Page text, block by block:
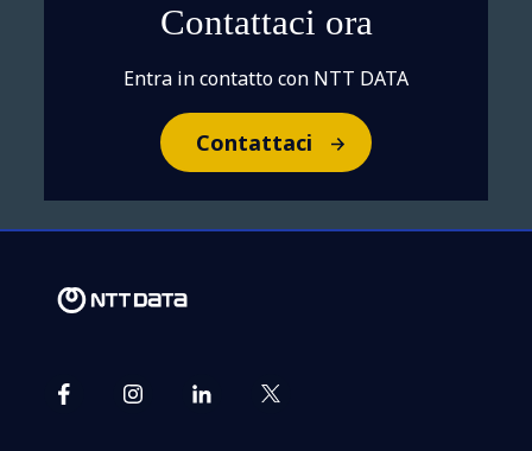
Contattaci ora
Entra in contatto con NTT DATA
Contattaci